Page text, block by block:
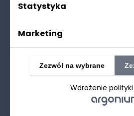
Polityka prywatności
(RODO. Cookies)
Statystyka
Marketing
Wdrożenie
Zezwól na wybrane